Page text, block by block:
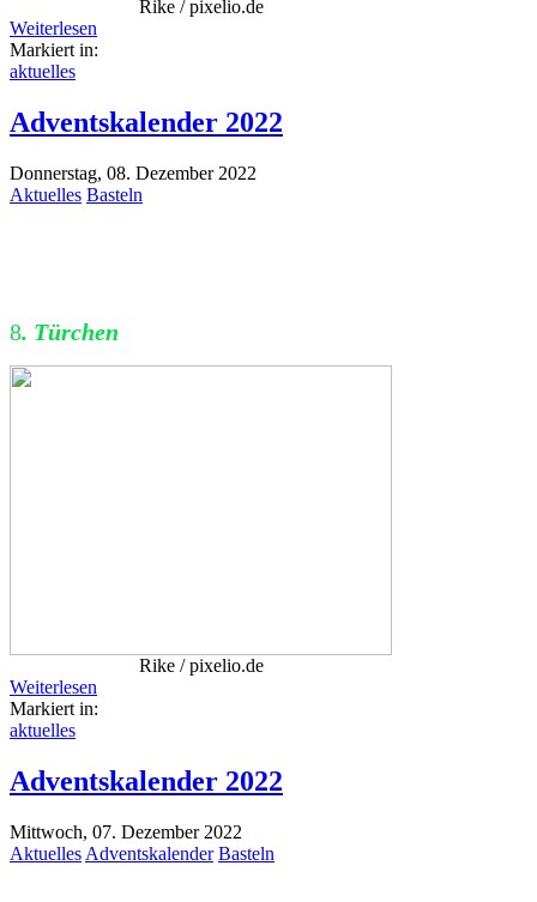
Rike / pixelio.de
Weiterlesen
Markiert in:
aktuelles
Adventskalender 2022
Donnerstag, 08. Dezember 2022
Aktuelles Basteln
8. Türchen
Rike / pixelio.de
Weiterlesen
Markiert in:
aktuelles
Adventskalender 2022
Mittwoch, 07. Dezember 2022
Aktuelles Adventskalender Basteln